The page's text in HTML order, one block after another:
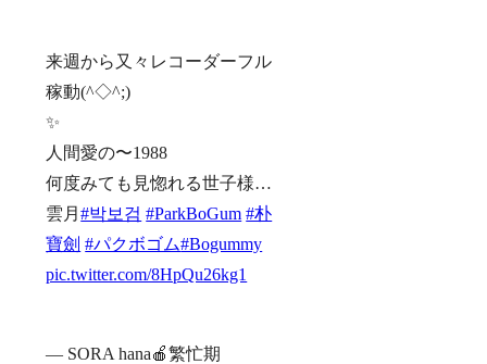
来週から又々レコーダーフル
稼動(^◇^;)
✨
人間愛の〜1988
何度みても見惚れる世子様…
雲月#박보검 #ParkBoGum #朴
寶劍 #パクボゴム#Bogummy
pic.twitter.com/8HpQu26kg1
— SORA hana🍎繁忙期